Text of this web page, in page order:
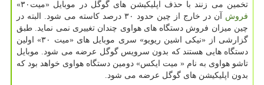
تخمین می زنند با حذف اپلیكیشن های گوگل در موبایل «میت۳۰»
فروش
آن در خارج از چین حدود ۳۰ درصد كاسته می شود. البته در
چین میزان فروش دستگاه های هواوی چندان تغییری نمی نماید. طبق
گزارشی از «نیكی اشین ریویو» سری موبایل های «میت ۳۰» اولین
دستگاه هایی هستند كه بدون سرویس گوگل عرضه می شود. موبایل
تاشو هواوی به نام « میت ایكس» دومین دستگاه هواوی خواهد بود كه
بدون اپلیكیشن های گوگل عرضه می شود.